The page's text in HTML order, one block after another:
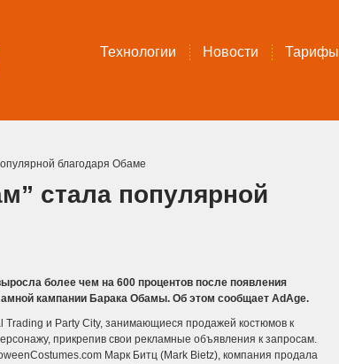
Технологии Новости Тарифы
благодаря Обаме
стала популярной
более чем на 600 процентов после появления
кампании Барака Обамы. Об этом сообщает AdAge.
и Party City, занимающиеся продажей костюмов к
прикрепив свои рекламные объявления к запросам.
Марк Битц (Mark Bietz), компания продала